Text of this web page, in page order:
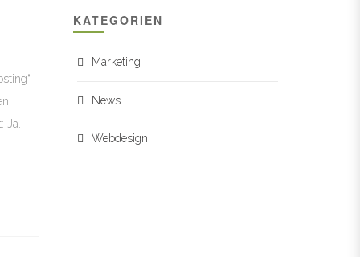
Ja.
KATEGORIEN
Marketing
News
Webdesign